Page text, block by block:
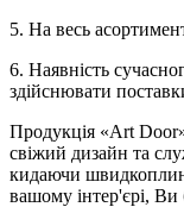
5. На весь
6. Наявність
здійснювати
Продукція «Art
свіжий дизайн та
кидаючи
вашому інтер'єрі, Ви